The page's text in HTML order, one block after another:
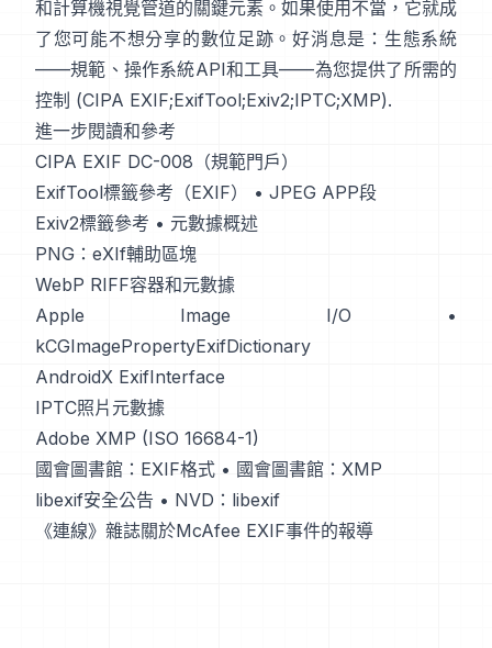
和計算機視覺管道的關鍵元素。如果使用不當，它就成
了您可能不想分享的數位足跡。好消息是：生態系統
——規範、操作系統API和工具——為您提供了所需的
控制 (CIPA EXIF;ExifTool;Exiv2;IPTC;XMP).
進一步閱讀和參考
CIPA EXIF DC-008（規範門戶）
ExifTool標籤參考（EXIF）
• JPEG APP段
Exiv2標籤參考 • 元數據概述
PNG：eXIf輔助區塊
WebP RIFF容器和元數據
Apple Image I/O •
kCGImagePropertyExifDictionary
AndroidX ExifInterface
IPTC照片元數據
Adobe XMP (ISO 16684-1)
國會圖書館：EXIF格式 • 國會圖書館：XMP
libexif安全公告 • NVD：libexif
《連線》雜誌關於McAfee EXIF事件的報導